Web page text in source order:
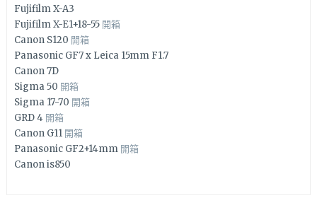
Fujifilm X-A3
Fujifilm X-E1+18-55 開箱
Canon S120 開箱
Panasonic GF7 x Leica 15mm F1.7
Canon 7D
Sigma 50 開箱
Sigma 17-70 開箱
GRD 4 開箱
Canon G11 開箱
Panasonic GF2+14mm 開箱
Canon is850